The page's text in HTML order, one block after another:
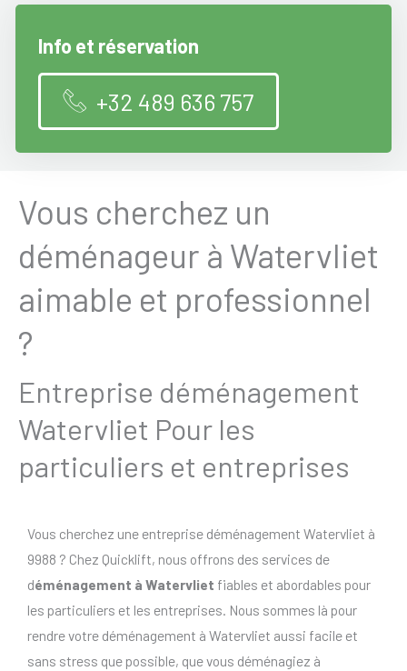
Info et réservation
+32 489 636 757
Vous cherchez un
déménageur à Watervliet
aimable et professionnel
?
Entreprise déménagement
Watervliet Pour les
particuliers et entreprises
Vous cherchez une entreprise déménagement Watervliet à
9988 ? Chez Quicklift, nous offrons des services de
déménagement à Watervliet fiables et abordables pour
les particuliers et les entreprises. Nous sommes là pour
rendre votre déménagement à Watervliet aussi facile et
sans stress que possible, que vous déménagiez à